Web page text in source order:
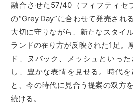
融合させた57/40（フィフティセ
の“Grey Day”に合わせて発売され
大切に守りながら、新たなスタイ
ランドの在り方が反映された1足。
ド、ヌバック、メッシュといっ
し、豊かな表情を見せる。時代
と、今の時代に見合う提案の双方
続ける。